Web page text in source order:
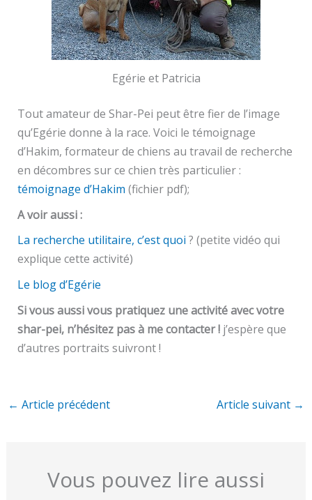
Egérie et Patricia
Tout amateur de Shar-Pei peut être fier de l’image
qu’Egérie donne à la race. Voici le témoignage
d’Hakim, formateur de chiens au travail de recherche
en décombres sur ce chien très particulier :
témoignage d’Hakim (fichier pdf);
A voir aussi :
La recherche utilitaire, c’est quoi ? (petite vidéo qui
explique cette activité)
Le blog d’Egérie
Si vous aussi vous pratiquez une activité avec votre
shar-pei, n’hésitez pas à me contacter !j’espère que
d’autres portraits suivront !
← Article précédent Article suivant →
Vous pouvez lire aussi